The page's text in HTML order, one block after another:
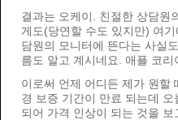
결과는 오케이. 친절한 상담원
게도(당연할 수도 있지만) 여
담원의 모니터에 뜬다는 사실
름도 알고 계시네요. 애플 코
이로써 언제 어디든 제가 원할
경 보증 기간이 만료 되는데
되어 가격 인상이 되는 것을